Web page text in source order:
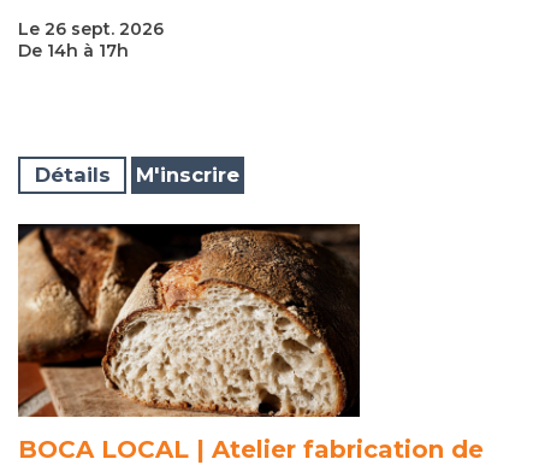
Le 26 sept. 2026
De 14h à 17h
Détails M'inscrire
BOCA LOCAL | Atelier fabrication de